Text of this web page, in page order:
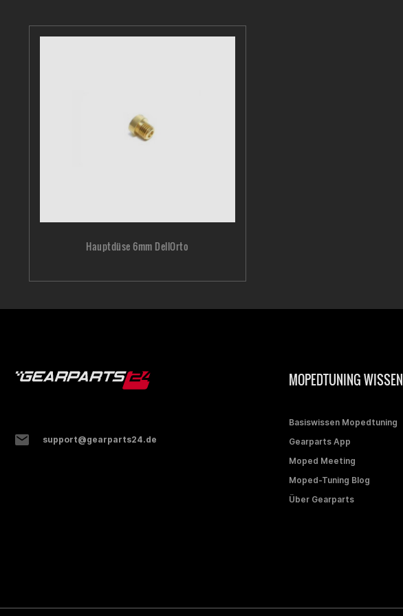
Hauptdüse 6mm DellOrto
support@gearparts24.de
MOPEDTUNING WISSEN
Basiswissen Mopedtuning
Gearparts App
Moped Meeting
Moped-Tuning Blog
Über Gearparts